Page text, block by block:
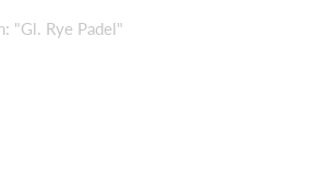
"Gl. Rye Padel"